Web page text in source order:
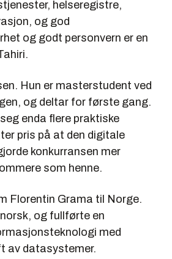
helseregistre,
og god
og godt personvern er en
Hun er masterstudent ved
og deltar for første gang.
enda flere praktiske
pris på at den digitale
konkurransen mer
som henne.
Florentin Grama til Norge.
og fullførte en
med
av datasystemer.